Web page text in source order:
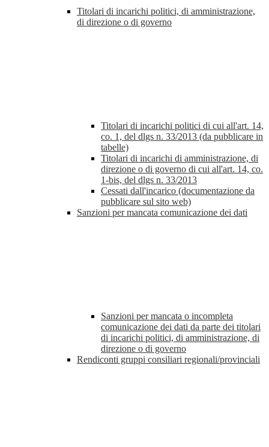
Titolari di incarichi politici, di amministrazione,
di direzione o di governo
Titolari di incarichi politici di cui all'art. 14,
co. 1, del dlgs n. 33/2013 (da pubblicare in
tabelle)
Titolari di incarichi di amministrazione, di
direzione o di governo di cui all'art. 14, co.
1-bis, del dlgs n. 33/2013
Cessati dall'incarico (documentazione da
pubblicare sul sito web)
Sanzioni per mancata comunicazione dei dati
Sanzioni per mancata o incompleta
comunicazione dei dati da parte dei titolari
di incarichi politici, di amministrazione, di
direzione o di governo
Rendiconti gruppi consiliari regionali/provinciali